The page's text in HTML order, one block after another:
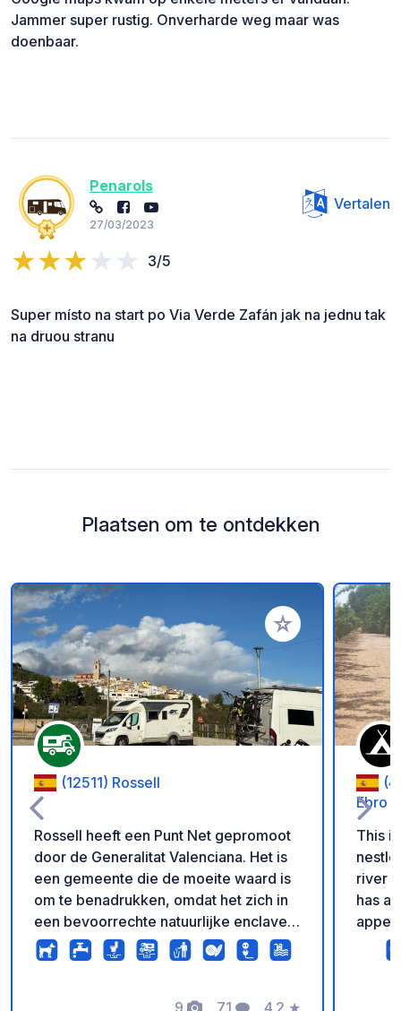
Jammer super rustig. Onverharde weg maar was
doenbaar.
Penarols
27/03/2023
Vertalen
3/5
Super místo na start po Via Verde Zafán jak na jednu tak
na druou stranu
Plaatsen om te ontdekken
Voeg toe aan je
(12511) Rossell
Rossell heeft een Punt Net gepromoot
door de Generalitat Valenciana. Het is
een gemeente die de moeite waard is
om te benadrukken, omdat het zich in
een bevoorrechte natuurlijke enclave
bevindt en de toegangspoort is tot het
natuurpark Tinença de Benifassà,
flora en fauna, en om zijn prachtige
9 71 4.2 ★
Ebro
This
river
has a
have